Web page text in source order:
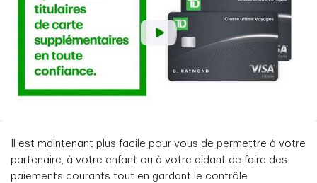
Il est maintenant plus facile pour vous de permettre à votre
partenaire, à votre enfant ou à votre aidant de faire des
paiements courants tout en gardant le contrôle.